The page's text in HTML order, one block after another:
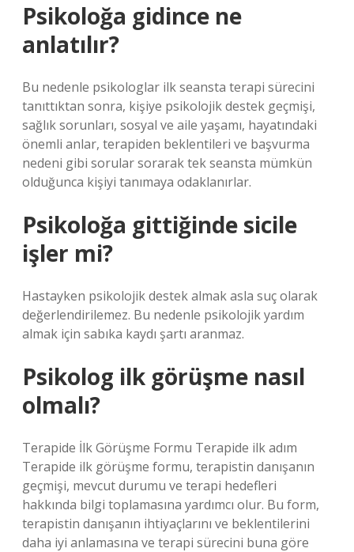
Psikoloğa gidince ne
anlatılır?
Bu nedenle psikologlar ilk seansta terapi sürecini
tanıttıktan sonra, kişiye psikolojik destek geçmişi,
sağlık sorunları, sosyal ve aile yaşamı, hayatındaki
önemli anlar, terapiden beklentileri ve başvurma
nedeni gibi sorular sorarak tek seansta mümkün
olduğunca kişiyi tanımaya odaklanırlar.
Psikoloğa gittiğinde sicile
işler mi?
Hastayken psikolojik destek almak asla suç olarak
değerlendirilemez. Bu nedenle psikolojik yardım
almak için sabıka kaydı şartı aranmaz.
Psikolog ilk görüşme nasıl
olmalı?
Terapide İlk Görüşme Formu Terapide ilk adım
Terapide ilk görüşme formu, terapistin danışanın
geçmişi, mevcut durumu ve terapi hedefleri
hakkında bilgi toplamasına yardımcı olur. Bu form,
terapistin danışanın ihtiyaçlarını ve beklentilerini
daha iyi anlamasına ve terapi sürecini buna göre